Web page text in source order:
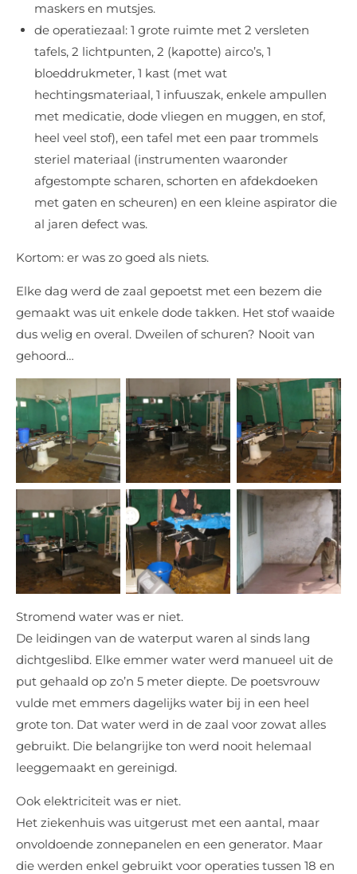
maskers en mutsjes.
de operatiezaal: 1 grote ruimte met 2 versleten
tafels, 2 lichtpunten, 2 (kapotte) airco’s, 1
bloeddrukmeter, 1 kast (met wat
hechtingsmateriaal, 1 infuuszak, enkele ampullen
met medicatie, dode vliegen en muggen, en stof,
heel veel stof), een tafel met een paar trommels
steriel materiaal (instrumenten waaronder
afgestompte scharen, schorten en afdekdoeken
met gaten en scheuren) en een kleine aspirator die
al jaren defect was.
Kortom: er was zo goed als niets.
Elke dag werd de zaal gepoetst met een bezem die
gemaakt was uit enkele dode takken. Het stof waaide
dus welig en overal. Dweilen of schuren? Nooit van
gehoord…
Stromend water was er niet.
De leidingen van de waterput waren al sinds lang
dichtgeslibd. Elke emmer water werd manueel uit de
put gehaald op zo’n 5 meter diepte. De poetsvrouw
vulde met emmers dagelijks water bij in een heel
grote ton. Dat water werd in de zaal voor zowat alles
gebruikt. Die belangrijke ton werd nooit helemaal
leeggemaakt en gereinigd.
Ook elektriciteit was er niet.
Het ziekenhuis was uitgerust met een aantal, maar
onvoldoende zonnepanelen en een generator. Maar
die werden enkel gebruikt voor operaties tussen 18 en